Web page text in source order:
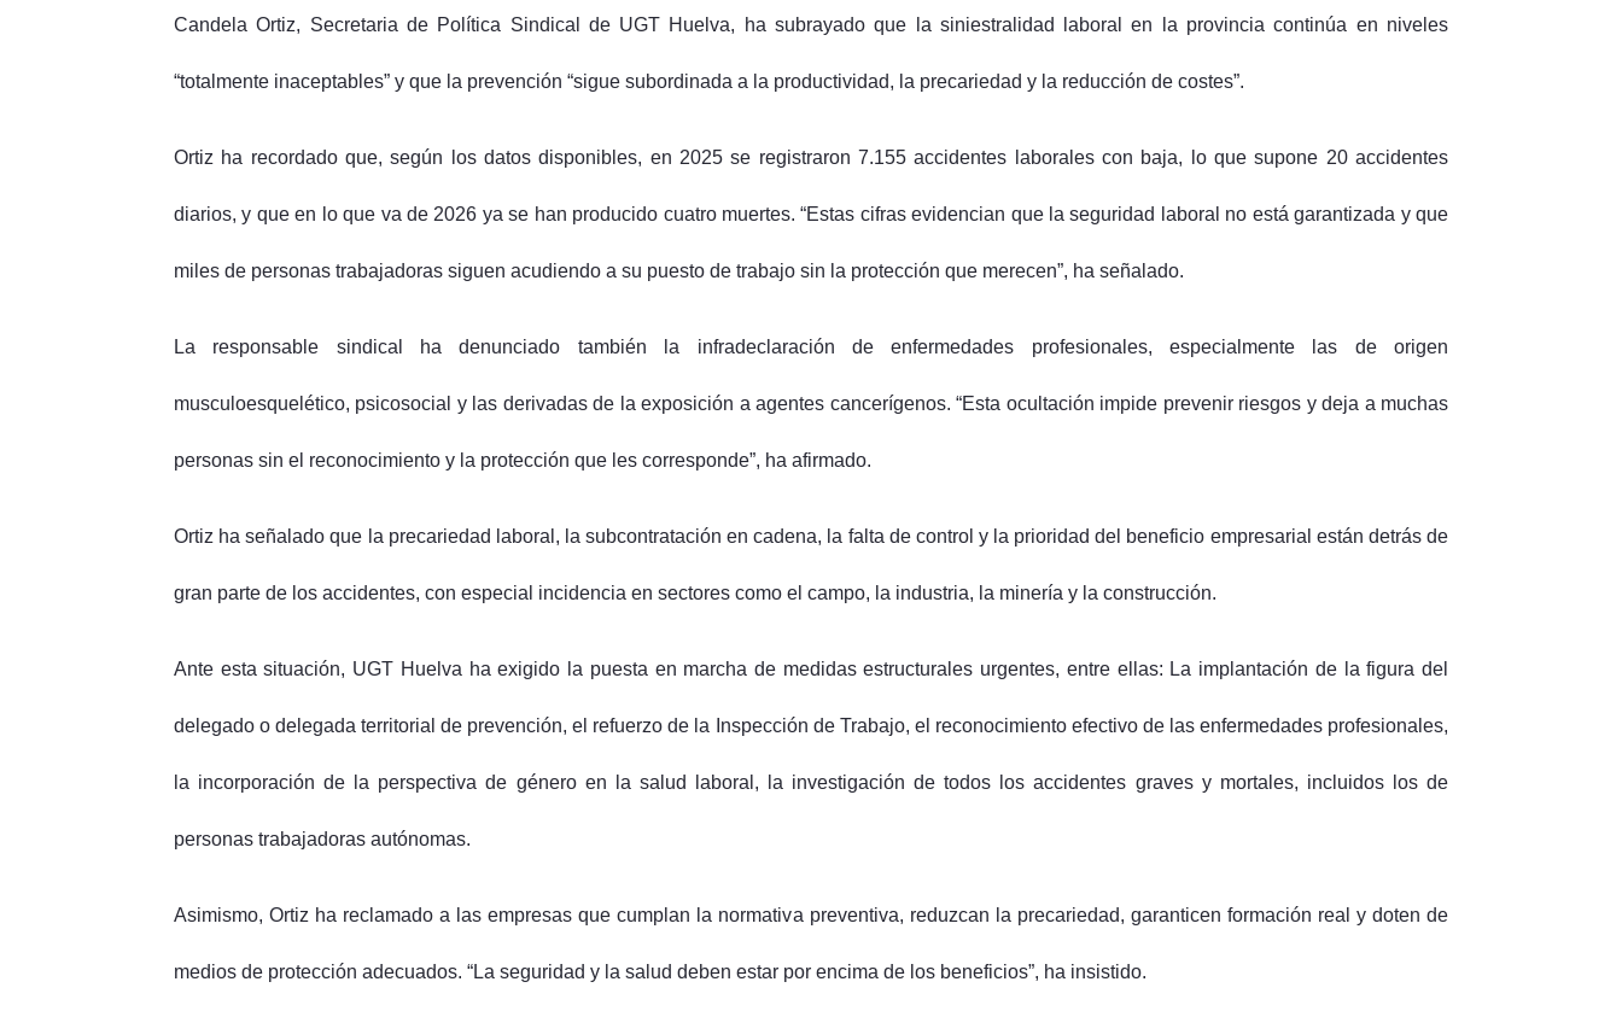
Candela Ortiz, Secretaria de Política Sindical de UGT Huelva, ha subrayado que la siniestralidad laboral en la provincia continúa en niveles
“totalmente inaceptables” y que la prevención “sigue subordinada a la productividad, la precariedad y la reducción de costes”.
Ortiz ha recordado que, según los datos disponibles, en 2025 se registraron 7.155 accidentes laborales con baja, lo que supone 20 accidentes
diarios, y que en lo que va de 2026 ya se han producido cuatro muertes. “Estas cifras evidencian que la seguridad laboral no está garantizada y que
miles de personas trabajadoras siguen acudiendo a su puesto de trabajo sin la protección que merecen”, ha señalado.
La responsable sindical ha denunciado también la infradeclaración de enfermedades profesionales, especialmente las de origen
musculoesquelético, psicosocial y las derivadas de la exposición a agentes cancerígenos. “Esta ocultación impide prevenir riesgos y deja a muchas
personas sin el reconocimiento y la protección que les corresponde”, ha afirmado.
Ortiz ha señalado que la precariedad laboral, la subcontratación en cadena, la falta de control y la prioridad del beneficio empresarial están detrás de
gran parte de los accidentes, con especial incidencia en sectores como el campo, la industria, la minería y la construcción.
Ante esta situación, UGT Huelva ha exigido la puesta en marcha de medidas estructurales urgentes, entre ellas: La implantación de la figura del
delegado o delegada territorial de prevención, el refuerzo de la Inspección de Trabajo, el reconocimiento efectivo de las enfermedades profesionales,
la incorporación de la perspectiva de género en la salud laboral, la investigación de todos los accidentes graves y mortales, incluidos los de
personas trabajadoras autónomas.
Asimismo, Ortiz ha reclamado a las empresas que cumplan la normativa preventiva, reduzcan la precariedad, garanticen formación real y doten de
medios de protección adecuados. “La seguridad y la salud deben estar por encima de los beneficios”, ha insistido.